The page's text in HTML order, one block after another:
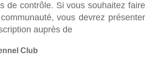
de contrôle. Si vous souhaitez faire
vous devrez présenter
auprès de
Club